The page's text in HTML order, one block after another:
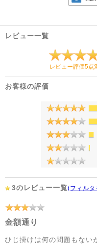
レビュー一覧
レビュー評価5点
お客様の評価
3のレビュー一覧(フィルタ
金額通り
ひじ掛けは何の問題もない